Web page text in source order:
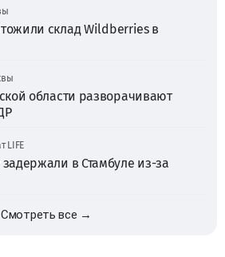
склад Wildberries в
области разворачивают
LIFE
в Стамбуле из-за
Смотреть все →